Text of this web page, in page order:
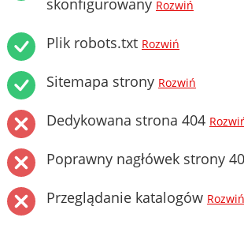
skonfigurowany Rozwiń
Plik robots.txt Rozwiń
Sitemapa strony Rozwiń
Dedykowana strona 404
Poprawny nagłówek strony
Przeglądanie katalogów Rozwiń